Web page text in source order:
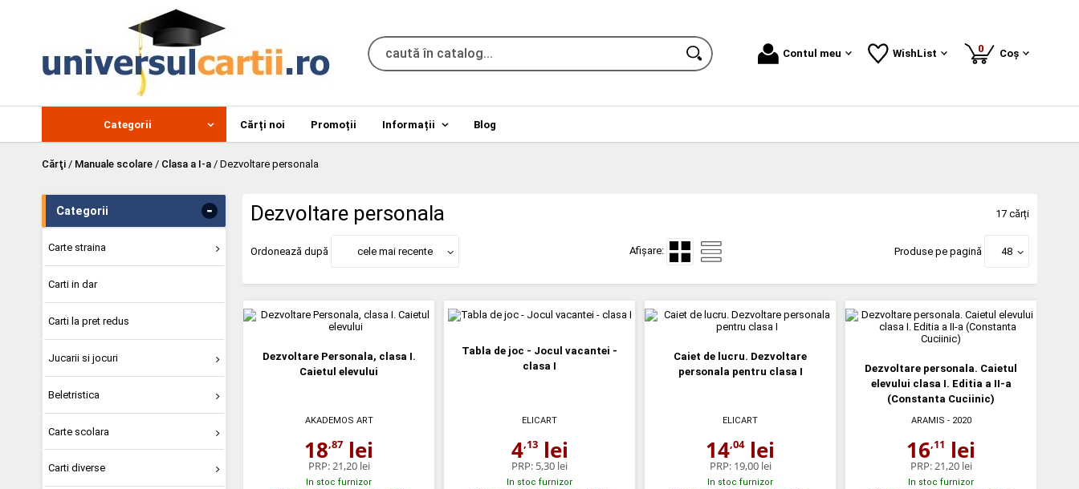
Contul meu WishList 0produse
Coș
Categorii Cărți noi Promoții Informații Blog
Cărţi / Manuale scolare / Clasa a I-a / Dezvoltare personala
Categorii -
Carte straina
Carti in dar
Carti la pret redus
Jucarii si jocuri
Beletristica
Carte scolara
Carti diverse
Dezvoltare personala 17 cărți
Ordonează după cele mai recente Afișare: Produse pe pagină 48
Dezvoltare Personala, clasa I.
Caietul elevului
AKADEMOS ART
18,87 lei
PRP:21,20 lei
In stoc furnizor
Tabla de joc - Jocul vacantei -
clasa I
ELICART
4,13lei
PRP: 5,30 lei
In stoc furnizor
Caiet de lucru. Dezvoltare
personala pentru clasa I
ELICART
14,04lei
PRP: 19,00 lei
In stoc furnizor
Dezvoltare personala. Caietul
elevului clasa I. Editia a II-a
(Constanta Cuciinic)
ARAMIS - 2020
16,11 lei
PRP:21,20 lei
In stoc furnizor